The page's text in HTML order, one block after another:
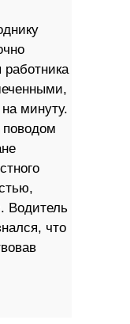
работника
минуту.
Водитель
что